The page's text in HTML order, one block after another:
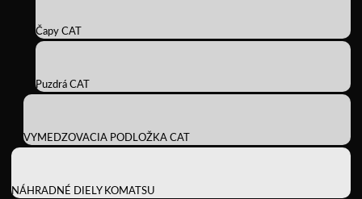
Čapy CAT
Puzdrá CAT
VYMEDZOVACIA PODLOŽKA CAT
NÁHRADNÉ DIELY KOMATSU